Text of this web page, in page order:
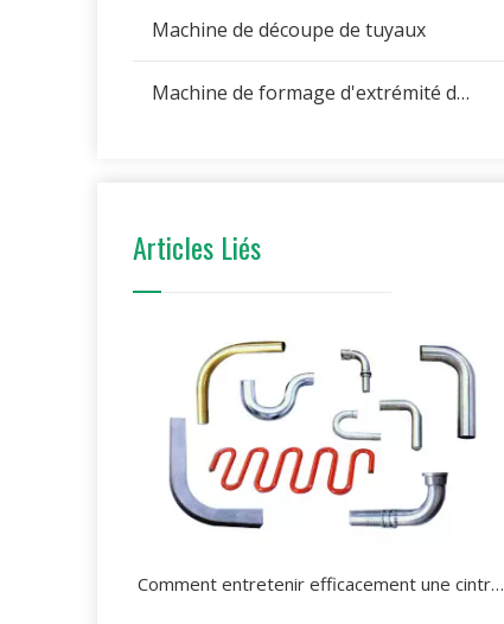
Machine de découpe de tuyaux
Machine de formage d'extrémité de tuyau
Articles Liés
Comment entretenir efficacement une cintreuse de tuyaux hydrauliques?